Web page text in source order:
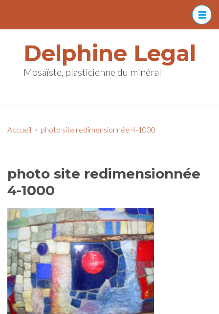
(Pressez
Entrée)Delphine Legal
Mosaïste, plasticienne du minéral
Accueil > photo site redimensionnée 4-1000
photo site redimensionnée
4-1000